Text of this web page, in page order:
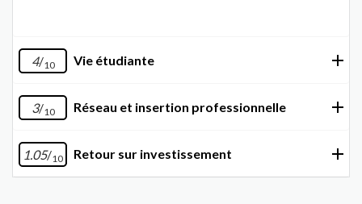
4/10 Vie étudiante
3/10 Réseau et insertion professionnelle
1.05/10 Retour sur investissement